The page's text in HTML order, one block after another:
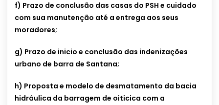
f) Prazo de conclusão das casas do PSH e cuidado
com sua manutenção até a entrega aos seus
moradores;
g) Prazo de inicio e conclusão das indenizações
urbano de barra de Santana;
h) Proposta e modelo de desmatamento da bacia
hidráulica da barragem de oiticica com a